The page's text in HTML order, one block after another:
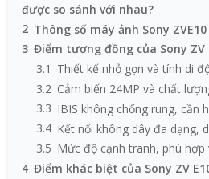
được so sánh với nhau?
2 Thông số máy ảnh Sony
3 Điểm tương đồng của Sony ZV
3.1 Thiết kế nhỏ gọn và tính di
3.2 Cảm biến 24MP và chất
3.3 IBIS không chống rung, cần
3.4 Kết nối không dây đa dạng,
3.5 Mức độ cạnh tranh, phù
4 Điểm khác biệt của Sony ZV